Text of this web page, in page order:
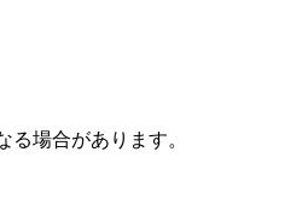
場合があります。